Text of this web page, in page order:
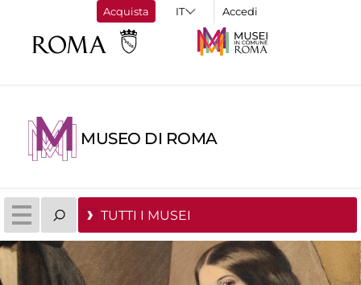
Acquista Accedi
MUSEO DI ROMA
TUTTI I MUSEI